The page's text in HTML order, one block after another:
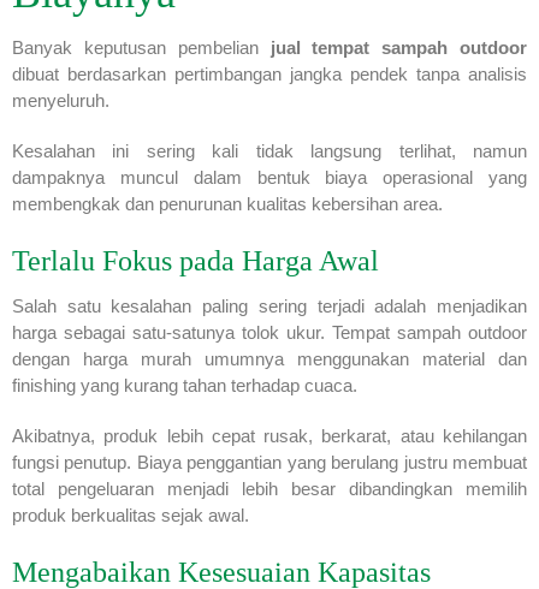
Banyak keputusan pembelian jual tempat sampah outdoor
dibuat berdasarkan pertimbangan jangka pendek tanpa analisis
menyeluruh.
Kesalahan ini sering kali tidak langsung terlihat, namun
dampaknya muncul dalam bentuk biaya operasional yang
membengkak dan penurunan kualitas kebersihan area.
Terlalu Fokus pada Harga Awal
Salah satu kesalahan paling sering terjadi adalah menjadikan
harga sebagai satu-satunya tolok ukur. Tempat sampah outdoor
dengan harga murah umumnya menggunakan material dan
finishing yang kurang tahan terhadap cuaca.
Akibatnya, produk lebih cepat rusak, berkarat, atau kehilangan
fungsi penutup. Biaya penggantian yang berulang justru membuat
total pengeluaran menjadi lebih besar dibandingkan memilih
produk berkualitas sejak awal.
Mengabaikan Kesesuaian Kapasitas